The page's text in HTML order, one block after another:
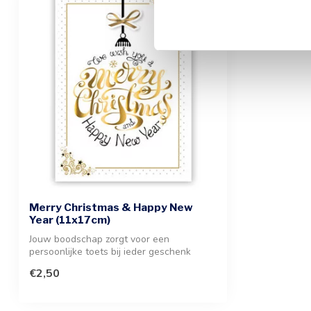
Merry Christmas & Happy New
Year (11x17cm)
Jouw boodschap zorgt voor een
persoonlijke toets bij ieder geschenk
€2,50